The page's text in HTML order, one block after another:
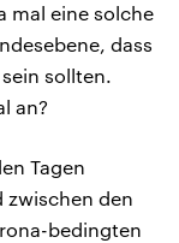
mal eine solche
dass
sollten.
an?
Tagen
zwischen den
bedingten